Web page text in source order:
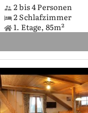
2 bis 4 Personen
2 Schlafzimmer
1. Etage, 85m²